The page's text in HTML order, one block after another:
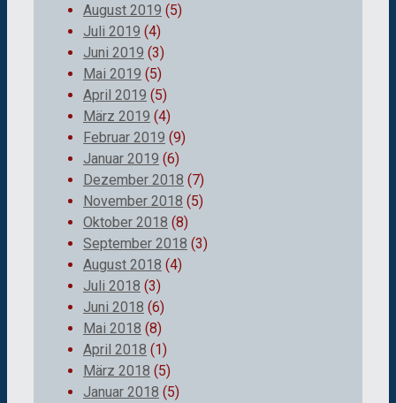
August 2019 (5)
Juli 2019 (4)
Juni 2019 (3)
Mai 2019 (5)
April 2019 (5)
März 2019 (4)
Februar 2019 (9)
Januar 2019 (6)
Dezember 2018 (7)
November 2018 (5)
Oktober 2018 (8)
September 2018 (3)
August 2018 (4)
Juli 2018 (3)
Juni 2018 (6)
Mai 2018 (8)
April 2018 (1)
März 2018 (5)
Januar 2018 (5)